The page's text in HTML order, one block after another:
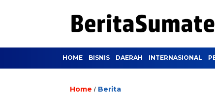
HOME BISNIS DAERAH INTERNASIONAL
Home / Berita